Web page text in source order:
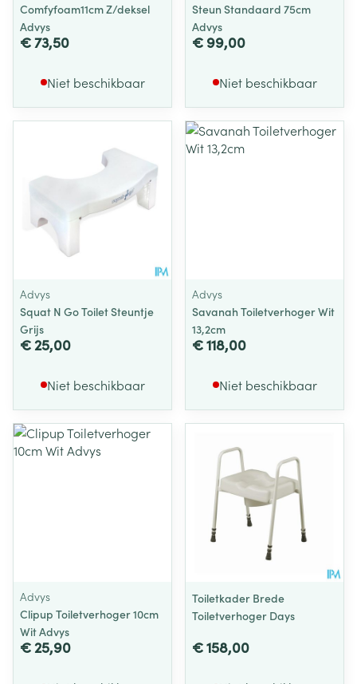
Comfyfoam11cm Z/deksel
Advys
€ 73,50
Niet beschikbaar
Steun Standaard 75cm
Advys
€ 99,00
Niet beschikbaar
Advys
Squat N Go Toilet Steuntje
Grijs
€ 25,00
Niet beschikbaar
Advys
Savanah Toiletverhoger Wit
13,2cm
€ 118,00
Niet beschikbaar
Advys
Clipup Toiletverhoger 10cm
Wit Advys
€ 25,90
Toiletkader Brede
Toiletverhoger Days
€ 158,00